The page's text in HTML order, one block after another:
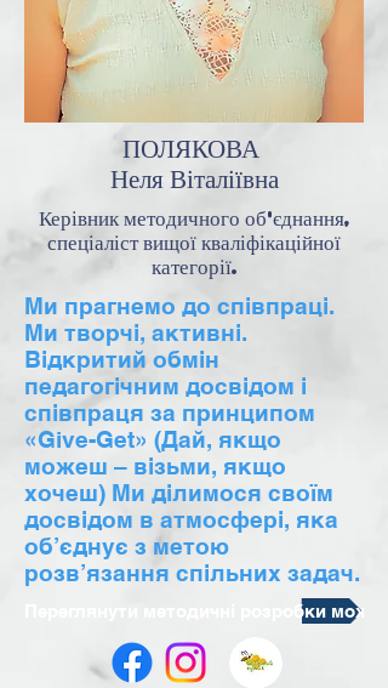
ПОЛЯКОВА
Неля Віталіївна
Керівник методичного об'єднання,
спеціаліст вищої кваліфікаційної
категорії.
Ми прагнемо до співпраці.
Ми творчі, активні.
Відкритий обмін
педагогічним досвідом і
співпраця за принципом
«Give-Get» (Дай, якщо
можеш – візьми, якщо
хочеш) Ми ділимося своїм
досвідом в атмосфері, яка
об’єднує з метою
розв’язання спільних задач.
Переглянути методичні розробки